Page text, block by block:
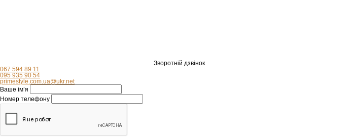
Зворотній дзвінок
067 594 89 11
095 935 90 54
primestyle.com.ua@ukr.net
Ваше ім’я
Номер телефону